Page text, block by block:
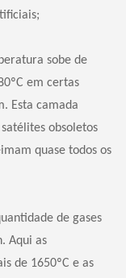
sobe de
em certas
Esta camada
obsoletos
quase todos os
de gases
Aqui as
de 1650ºC e as